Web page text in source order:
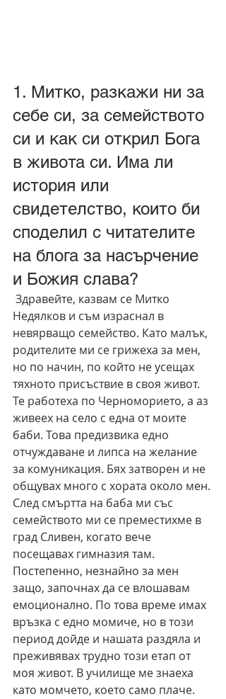
1. Митко, разкажи ни за
себе си, за семейството
си и как си открил Бога
в живота си. Има ли
история или
свидетелство, които би
споделил с читателите
на блога за насърчение
и Божия слава?
Здравейте, казвам се Митко
Недялков и съм израснал в
невярващо семейство. Като малък,
родителите ми се грижеха за мен,
но по начин, по който не усещах
тяхното присъствие в своя живот.
Те работеха по Черноморието, а аз
живеех на село с една от моите
баби. Това предизвика едно
отчуждаване и липса на желание
за комуникация. Бях затворен и не
общувах много с хората около мен.
След смъртта на баба ми със
семейството ми се преместихме в
град Сливен, когато вече
посещавах гимназия там.
Постепенно, незнайно за мен
защо, започнах да се влошавам
емоционално. По това време имах
връзка с едно момиче, но в този
период дойде и нашата раздяла и
преживявах трудно този етап от
моя живот. В училище ме знаеха
като момчето, което само плаче.